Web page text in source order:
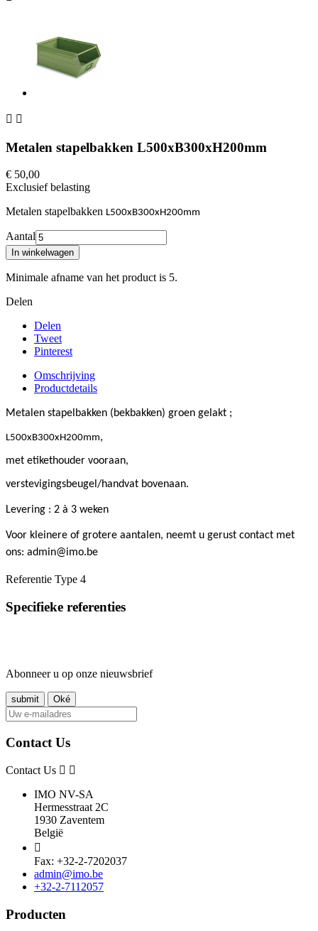
 
Metalen stapelbakken L500xB300xH200mm
€ 50,00
Exclusief belasting
Metalen stapelbakken L500xB300xH200mm
Aantal
In winkelwagen
Minimale afname van het product is 5.
Delen
Delen
Tweet
Pinterest
Omschrijving
Productdetails
Metalen stapelbakken (bekbakken) groen gelakt ;
L500xB300xH200mm,
met etikethouder vooraan,
verstevigingsbeugel/handvat bovenaan.
Levering : 2 à 3 weken
Voor kleinere of grotere aantalen, neemt u gerust contact met
ons: admin@imo.be
Referentie Type 4
Specifieke referenties
Abonneer u op onze nieuwsbrief
Contact Us
Contact Us
IMO NV-SA
Hermesstraat 2C
1930 Zaventem
België

Fax: +32-2-7202037
admin@imo.be
+32-2-7112057
Producten